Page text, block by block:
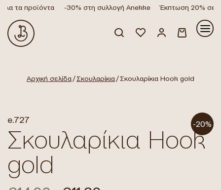
τα προϊόντα -30% στη συλλογή Anekke Έκπτωση 20% σε
Αρχική σελίδα/Σκουλαρίκια/ Σκουλαρίκια Hook gold
-20%
e.727
Σκουλαρίκια Hook
gold